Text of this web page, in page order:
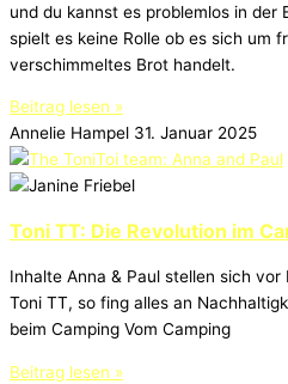
und du kannst es problemlos in der
spielt es keine Rolle ob es sich um
verschimmeltes Brot handelt.
Beitrag lesen »
Annelie Hampel 31. Januar 2025
Toni TT: Die Revolution im
Inhalte Anna & Paul stellen sich
Toni TT, so fing alles an
beim Camping Vom Camping
Beitrag lesen »